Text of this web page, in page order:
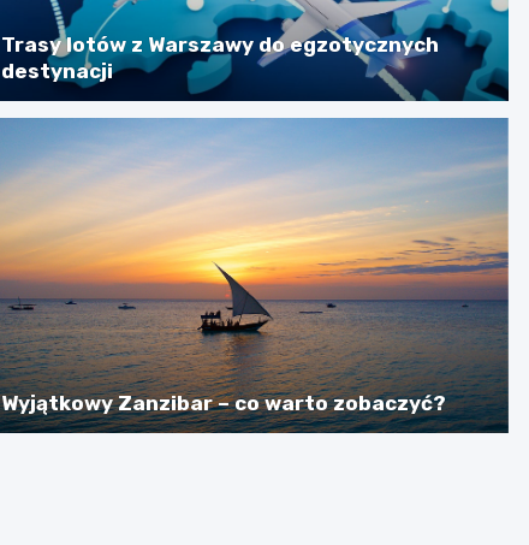
Trasy lotów z Warszawy do egzotycznych
destynacji
Wyjątkowy Zanzibar – co warto zobaczyć?